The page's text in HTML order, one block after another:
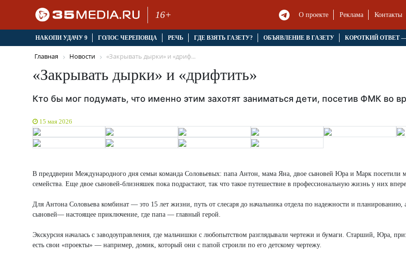
16+ О проекте Реклама Контакты
НАКОПИ УДАЧУ 9 ГОЛОС ЧЕРЕПОВЦА РЕЧЬ ГДЕ ВЗЯТЬ ГАЗЕТУ? ОБЪЯВЛЕНИЕ В ГАЗЕТУ КОРОТКИЙ ОТВЕТ —
Главная Новости «Закрывать дырки» и «дриф...
«Закрывать дырки» и «дрифтить»
Кто бы мог подумать, что именно этим захотят заниматься дети, посетив ФМК во
15 мая 2026
В преддверии Международного дня семьи команда Соловьевых: папа Антон, мама Яна, двое сыновей Юра и Марк посетили
семейства. Еще двое сыновей-близняшек пока подрастают, так что такое путешествие в профессиональную жизнь у них
Для Антона Соловьева комбинат — это 15 лет жизни, путь от слесаря до начальника отдела по надежности и планированию,
сыновей— настоящее приключение, где папа — главный герой.
Экскурсия началась с заводоуправления, где мальчишки с любопытством разглядывали чертежи и бумаги. Старший, Юра,
есть свои «проекты» — например, домик, который они с папой строили по его детскому чертежу.